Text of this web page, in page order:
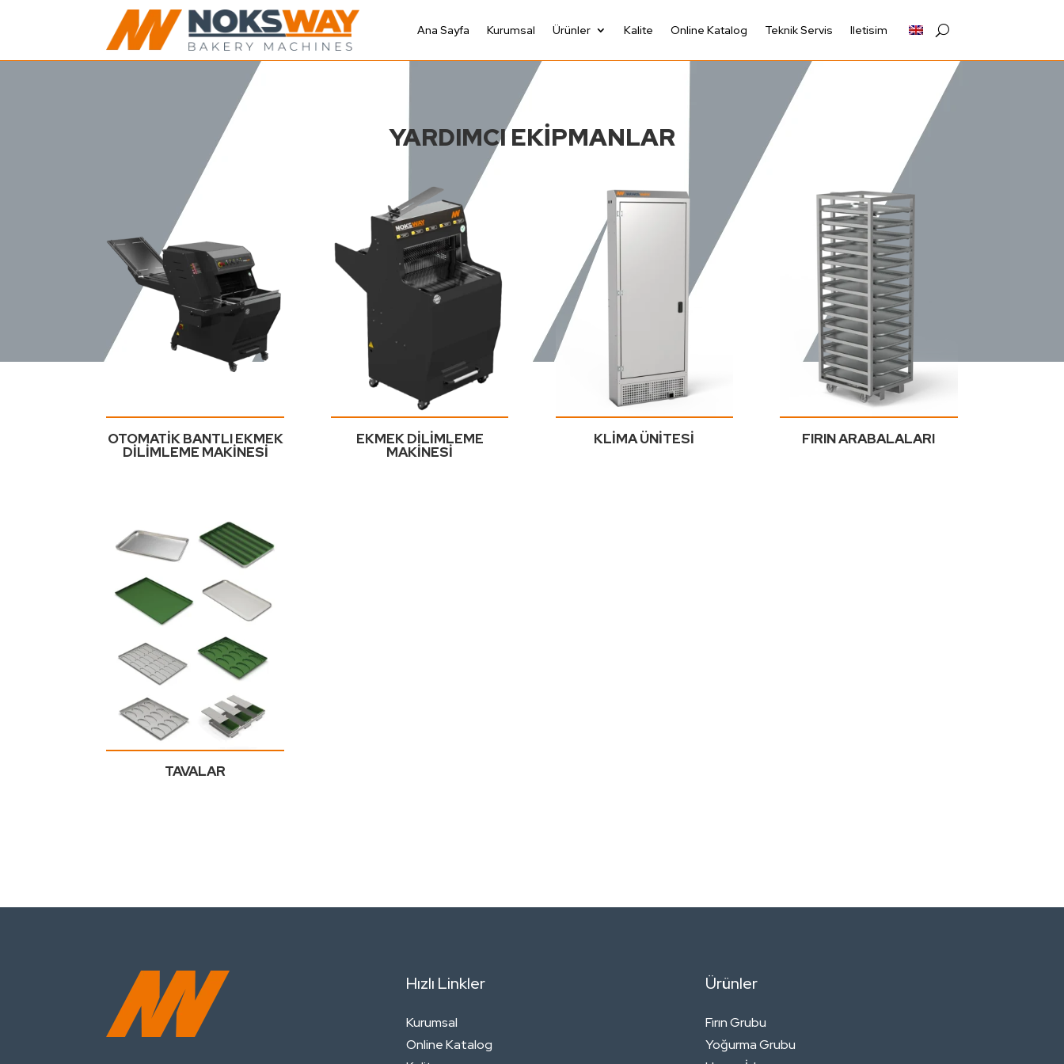
Ana Sayfa Kurumsal Ürünler Kalite Online Katalog Teknik Servis Iletisim
YARDIMCI EKİPMANLAR
OTOMATİK BANTLI EKMEK
DİLİMLEME MAKİNESİ
EKMEK DİLİMLEME
MAKİNESİ
KLİMA ÜNİTESİ FIRIN ARABALALARI
TAVALAR
Hızlı Linkler
Kurumsal
Online Katalog
Ürünler
Fırın Grubu
Yoğurma Grubu